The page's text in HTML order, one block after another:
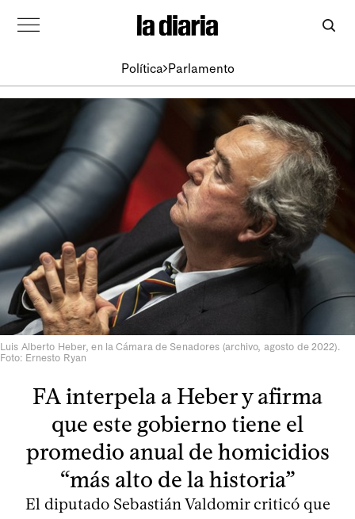
Política Parlamento
Luis Alberto Heber, en la Cámara de Senadores (archivo, agosto de 2022).
Foto: Ernesto Ryan
FA interpela a Heber y afirma
que este gobierno tiene el
promedio anual de homicidios
“más alto de la historia”
El diputado Sebastián Valdomir criticó que